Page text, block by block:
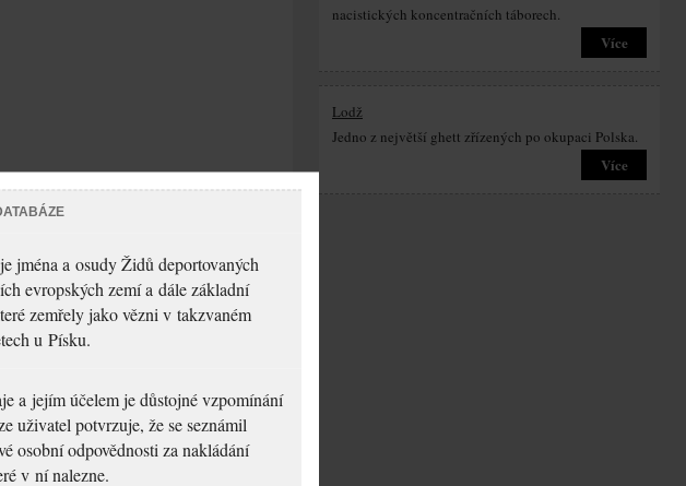
nacistických koncentračních táborech.
Více
Lodž
Jedno z největší ghett zřízených po okupaci Polska.
Více
jména a osudy Židů deportovaných
evropských zemí a dále základní
zemřely jako vězni v takzvaném
u Písku.
a jejím účelem je důstojné vzpomínání
uživatel potvrzuje, že se seznámil
osobní odpovědnosti za nakládání
v ní nalezne.